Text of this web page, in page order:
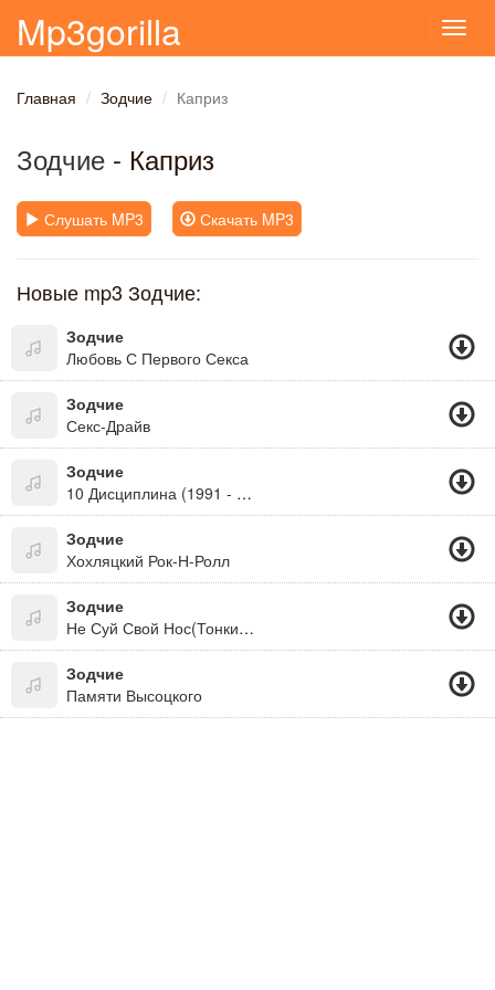
Mp3gorilla
Главная Зодчие Каприз
Зодчие - Каприз
Слушать MP3 Скачать MP3
Новые mp3 Зодчие:
Зодчие
Любовь С Первого Секса
Зодчие
Секс-Драйв
Зодчие
10 Дисциплина (1991 - Наливай!)
Зодчие
Хохляцкий Рок-Н-Ролл
Зодчие
Не Суй Свой Нос(Тонкий Намек)
Зодчие
Памяти Высоцкого